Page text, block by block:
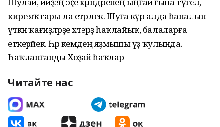
кире яҡтары ла етәрлек. Шуға күрә алда һаналып
үткән ҡағиҙәләрҙе хәтерҙә һаҡлайыҡ, балаларға
еткерәйек. Һәр кемдең яҙмышы үҙ ҡулында.
Һаҡланғанды Хоҙай һаҡлар
Читайте нас